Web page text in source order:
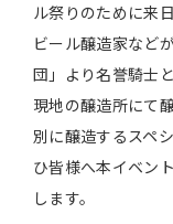
ル祭りのために来
ビール醸造家など
団」より名誉騎士
現地の醸造所にて
別に醸造するスペ
ひ皆様へ本イベン
します。